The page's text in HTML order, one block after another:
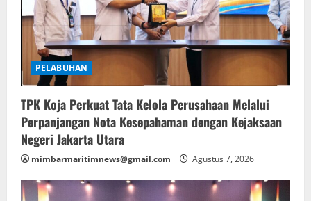
PELABUHAN
TPK Koja Perkuat Tata Kelola Perusahaan Melalui
Perpanjangan Nota Kesepahaman dengan Kejaksaan
Negeri Jakarta Utara
mimbarmaritimnews@gmail.com Agustus 7, 2026